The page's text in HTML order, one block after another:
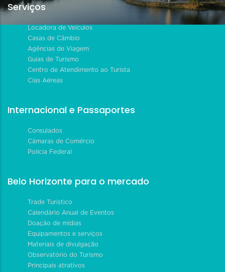
Serviços
Locadora de Veículos
Casas de Câmbio
Agências de Viagem
Guias de Turismo
Centro de Atendimento ao Turista
Cias Aéreas
Internacional e Passaportes
Consulados
Câmaras de Comércio
Polícia Federal
Belo Horizonte para o mercado
Trade Turístico
Calendário Anual de Eventos
Doação de mídias
Equipamentos e serviços
Materiais de divulgação
Observatório do Turismo
Principais atrativos